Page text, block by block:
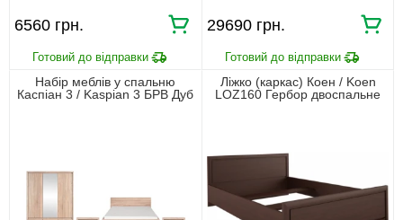
6560 грн. 29690 грн.
Набір меблів у спальню
Каспіан 3 / Kaspian 3 БРВ Дуб
Ліжко (каркас) Коен / Koen
LOZ160 Гербор двоспальне